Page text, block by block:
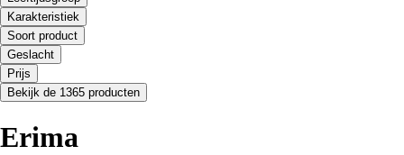
Karakteristiek
Soort product
Geslacht
Prijs
Bekijk de 1365 producten
Erima